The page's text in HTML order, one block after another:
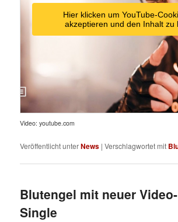
Hier klicken um YouTube-
akzeptieren und den Inhalt zu
Video: youtube.com
Veröffentlicht unterNews |Verschlagwortet mit
Blutengel mit neuer Video-
Single